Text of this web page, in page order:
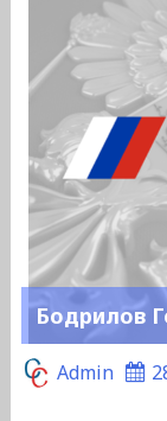
Бодрилов
Admin